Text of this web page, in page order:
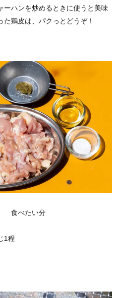
ーハンを炒めるときに使うと美味
鶏皮は、パクっとどうぞ！
食べたい分
1程